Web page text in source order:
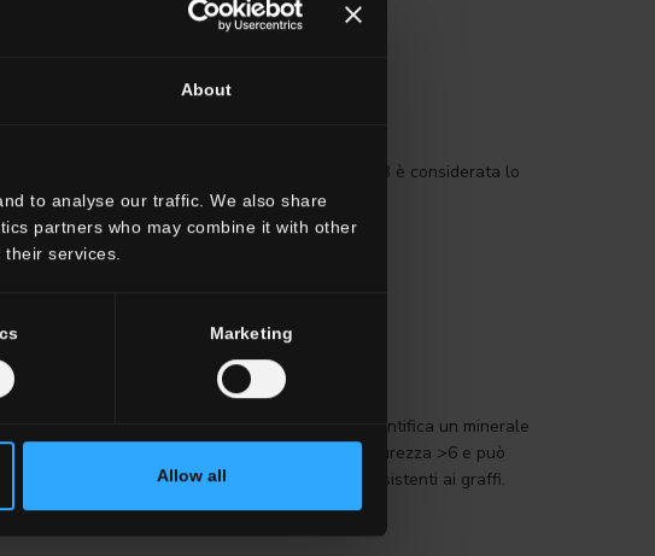
About
to analyse our traffic. We also share
partners who may combine it with other
services.
Marketing
Allow all
se la nuova norma EN 16165 APPENDICE B è considerata lo
viene determinata tramite un numero che identifica un minerale
porcellanato con finitura naturale presenta durezza >6 e può
spiega perchè le piastrelle in gres sono così resistenti ai graffi.